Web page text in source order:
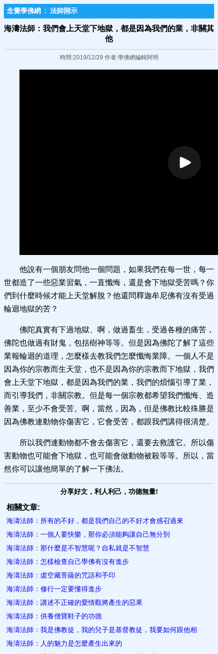
念覺學佛網 : 法師開示
海濤法師：我們會上天堂下地獄，都是因為我們的業，非關其
他
時間:2019/12/29 作者:學佛網編輯阿明
他說有一個朋友問他一個問題，如果我們在每一世，每一
世都造了一些惡業習氣，一直懺悔，還是會下地獄受苦嗎？你
們到什麼時候才能上天堂解脫？他還問釋迦牟尼佛有沒有受過
輪迴地獄的苦？
佛陀真實有下過地獄、啊，做過畜生，受過各種的痛苦，
佛陀也做過有財鬼，包括樹神等等。但是因為佛陀了解了這些
業報輪迴的道理，怎麼樣去教我們怎麼懺悔業障。一個人不是
因為你的宗教而生天堂，也不是因為你的宗教而下地獄，我們
會上天堂下地獄，都是因為我們的業，我們的煩惱引導了業，
而引導我們，非關宗教。但是每一個宗教都希望我們懺悔、造
善業，至少不會受苦。啊，當然，因為，但是佛教比較殊勝是
因為佛教連動物你傷害它，它會受苦，都跟我們講得很清楚。
所以我們連動物都不會去傷害它，還要去救護它。所以傷
害動物也可能會下地獄，也可能會做動物被殺等等。所以，當
然你可以讓他簡單的了解一下佛法。
分享好文，利人利己，功德無量!
相關文章:
海濤法師：所有的不好，都是我們自己的不好才會感召過來
海濤法師：一個人要快樂，那你必須能夠讓自己無分別
海濤法師：那什麼是不智慧呢？自私就是不智慧
海濤法師：怎樣檢查自己學佛有沒有進步
海濤法師：虛空藏菩薩的咒語和手印
海濤法師：修行一定要懂得進步
海濤法師：講述不正確的愛情觀將產生的惡果
海濤法師：供養僧寶鞋子的功德
海濤法師：我是佛教徒，我的兒子是基督教徒，我要如何跟他相
海濤法師：人的魅力是怎麼產生出來的